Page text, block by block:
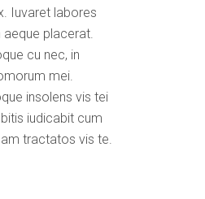
Iuvaret labores
aeque placerat.
cu nec, in
mei.
insolens vis tei
iudicabit cum
tractatos vis te.